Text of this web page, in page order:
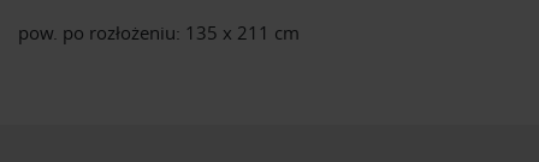
pow. po rozłożeniu: 135 x 211 cm